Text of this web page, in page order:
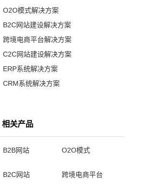
O2O模式解决方案
B2C网站建设解决方案
跨境电商平台解决方案
C2C网站建设解决方案
ERP系统解决方案
CRM系统解决方案
相关产品
B2B网站 O2O模式
B2C网站 跨境电商平台